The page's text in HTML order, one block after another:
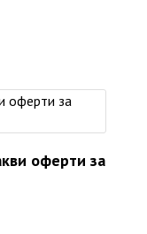
оферти за